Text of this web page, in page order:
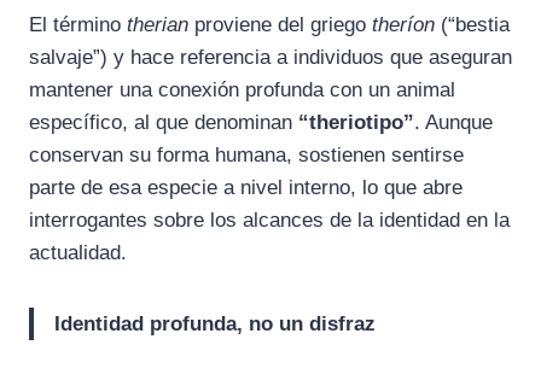
El término therian proviene del griego theríon (“bestia
salvaje”) y hace referencia a individuos que aseguran
mantener una conexión profunda con un animal
específico, al que denominan “theriotipo”. Aunque
conservan su forma humana, sostienen sentirse
parte de esa especie a nivel interno, lo que abre
interrogantes sobre los alcances de la identidad en la
actualidad.
Identidad profunda, no un disfraz